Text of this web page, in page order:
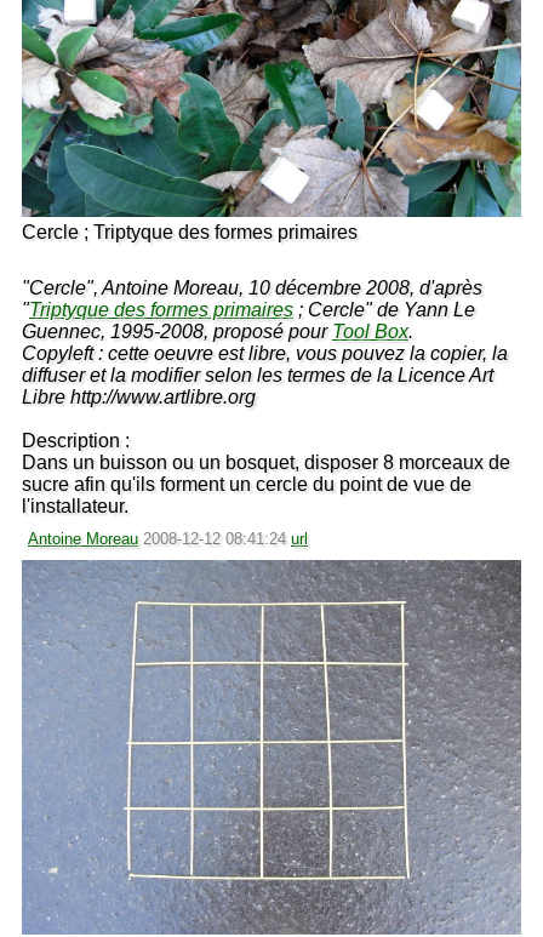
Cercle ; Triptyque des formes primaires
"Cercle", Antoine Moreau, 10 décembre 2008, d'après
"Triptyque des formes primaires ; Cercle" de Yann Le
Guennec, 1995-2008, proposé pour Tool Box.
Copyleft : cette oeuvre est libre, vous pouvez la copier, la
diffuser et la modifier selon les termes de la Licence Art
Libre http://www.artlibre.org
Description :
Dans un buisson ou un bosquet, disposer 8 morceaux de
sucre afin qu'ils forment un cercle du point de vue de
l'installateur.
Antoine Moreau 2008-12-12 08:41:24 url